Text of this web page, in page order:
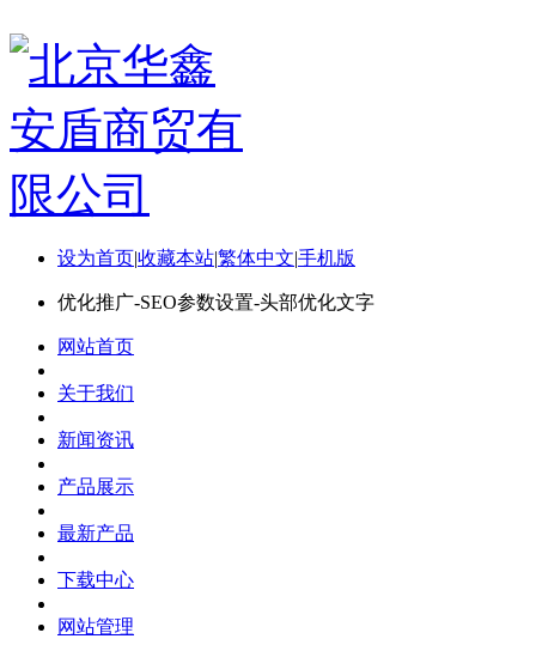
设为首页|收藏本站|繁体中文|手机版
优化推广-SEO参数设置-头部优化文字
网站首页
关于我们
新闻资讯
产品展示
最新产品
下载中心
网站管理